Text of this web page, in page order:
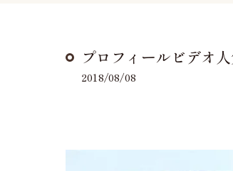
プロフィールビデオ
2018/08/08